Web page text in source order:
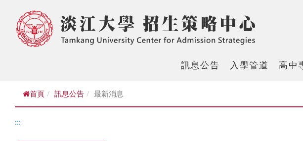
訊息公告 入學管道 高中
首頁 訊息公告 最新消息
:::